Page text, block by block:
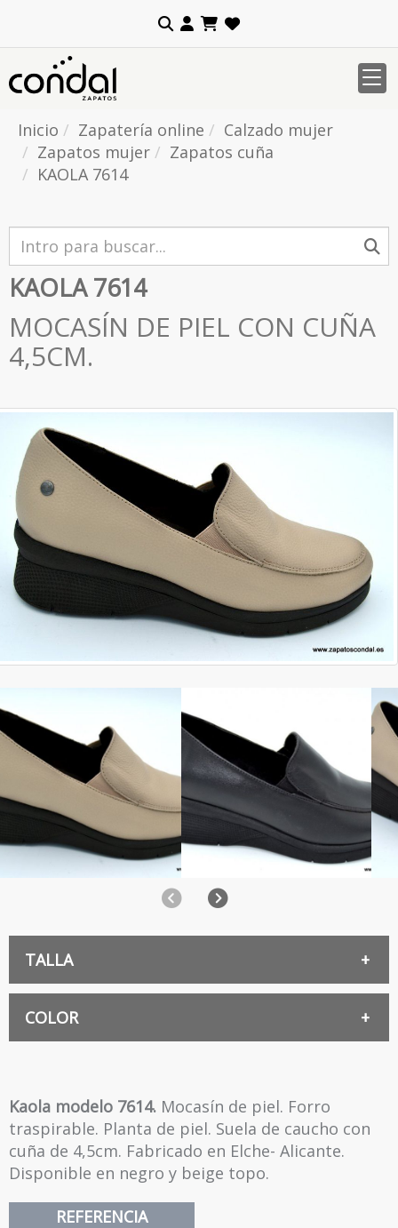
Inicio Zapatería online
Calzado mujer
Zapatos mujer
Zapatos cuña
KAOLA 7614
KAOLA 7614
MOCASÍN DE PIEL CON CUÑA
4,5CM.
AnteriorSiguiente
TALLA
36
40
COLOR
TOPO
Kaola modelo 7614. Mocasín de piel. Forro
traspirable. Planta de piel. Suela de caucho con
cuña de 4,5cm. Fabricado en Elche- Alicante.
Disponible en negro y beige topo.
REFERENCIA